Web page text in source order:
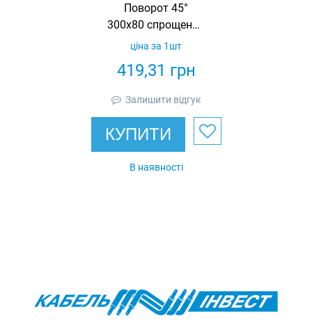
Поворот 45°
300х80 спрощений
в комплекті з
419,31 грн
ціна за 1шт
Залишити відгук
КУПИТИ
В наявності